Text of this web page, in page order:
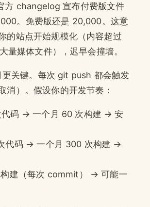
方 changelog 宣布付费版文件
。免费版还是 20,000。这意
的站点开始规模化（内容超过
量媒体文件），迟早会撞墙。
关键。每次 git push 都会触发
消）。假设你的开发节奏：
代码 → 一个月 60 次构建 → 安
代码 → 一个月 300 次构建 →
建（每次 commit） → 可能一